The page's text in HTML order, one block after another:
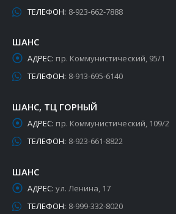
ТЕЛЕФОН: 8-923-662-7888
ШАНС
АДРЕС: пр. Коммунистический, 95/1
ТЕЛЕФОН: 8-913-695-6140
ШАНС, ТЦ ГОРНЫЙ
АДРЕС: пр. Коммунистический, 109/2
ТЕЛЕФОН: 8-923-661-8822
ШАНС
АДРЕС: ул. Ленина, 17
ТЕЛЕФОН: 8-999-332-8020